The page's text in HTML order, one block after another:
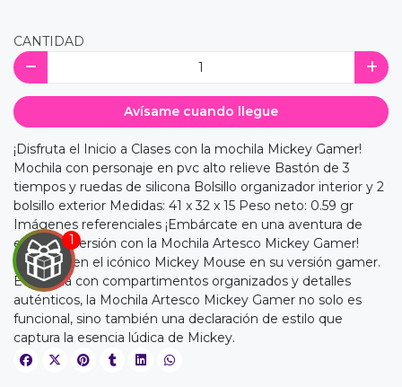
CANTIDAD
Avísame cuando llegue
¡Disfruta el Inicio a Clases con la mochila Mickey Gamer!
Mochila con personaje en pvc alto relieve Bastón de 3
tiempos y ruedas de silicona Bolsillo organizador interior y 2
bolsillo exterior Medidas: 41 x 32 x 15 Peso neto: 0.59 gr
Imágenes referenciales ¡Embárcate en una aventura de
estilo y diversión con la Mochila Artesco Mickey Gamer!
Inspirada en el icónico Mickey Mouse en su versión gamer.
Equipada con compartimentos organizados y detalles
auténticos, la Mochila Artesco Mickey Gamer no solo es
funcional, sino también una declaración de estilo que
captura la esencia lúdica de Mickey.